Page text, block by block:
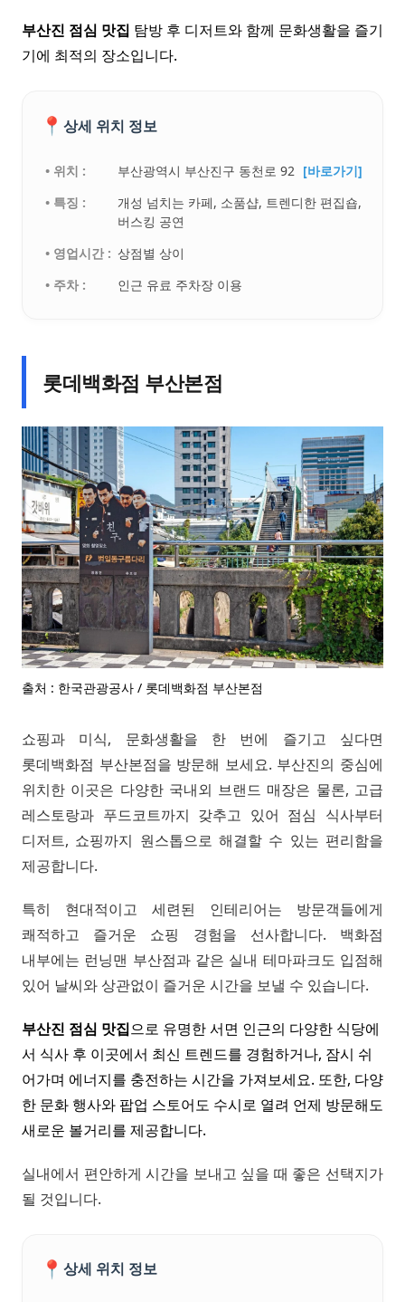
부산진 점심 맛집 탐방 후 디저트와 함께 문화생활을 즐기
기에 최적의 장소입니다.
📍 상세 위치 정보
• 위치 : 부산광역시 부산진구 동천로 92 [바로가기]
• 특징 :
개성 넘치는 카페, 소품샵, 트렌디한 편집숍,
버스킹 공연
• 영업시간 : 상점별 상이
• 주차 :
인근 유료 주차장 이용
롯데백화점 부산본점
출처 : 한국관광공사 / 롯데백화점 부산본점
쇼핑과 미식, 문화생활을 한 번에 즐기고 싶다면
롯데백화점 부산본점을 방문해 보세요. 부산진의 중심에
위치한 이곳은 다양한 국내외 브랜드 매장은 물론, 고급
레스토랑과 푸드코트까지 갖추고 있어 점심 식사부터
디저트, 쇼핑까지 원스톱으로 해결할 수 있는 편리함을
제공합니다.
특히 현대적이고 세련된 인테리어는 방문객들에게
쾌적하고 즐거운 쇼핑 경험을 선사합니다. 백화점
내부에는 런닝맨 부산점과 같은 실내 테마파크도 입점해
있어 날씨와 상관없이 즐거운 시간을 보낼 수 있습니다.
부산진 점심 맛집으로 유명한 서면 인근의 다양한 식당에
서 식사 후 이곳에서 최신 트렌드를 경험하거나, 잠시 쉬
어가며 에너지를 충전하는 시간을 가져보세요. 또한, 다양
한 문화 행사와 팝업 스토어도 수시로 열려 언제 방문해도
새로운 볼거리를 제공합니다.
실내에서 편안하게 시간을 보내고 싶을 때 좋은 선택지가
될 것입니다.
📍 상세 위치 정보